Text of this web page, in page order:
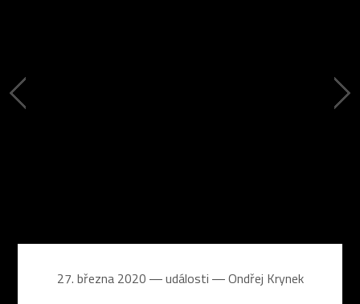
27. března 2020 ― události ―Ondřej Krynek